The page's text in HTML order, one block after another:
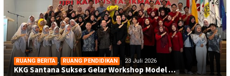
RUANG BERITA , RUANG PENDIDIKAN 23 Juli 2026
KKG Santana Sukses Gelar Workshop Model …